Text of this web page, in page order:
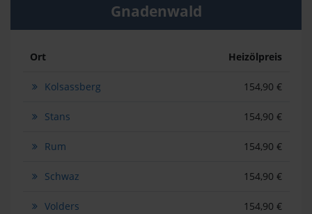
Gnadenwald
Ort Heizölpreis
Kolsassberg 154,90 €
Stans 154,90 €
Rum 154,90 €
Schwaz 154,90 €
Volders 154,90 €